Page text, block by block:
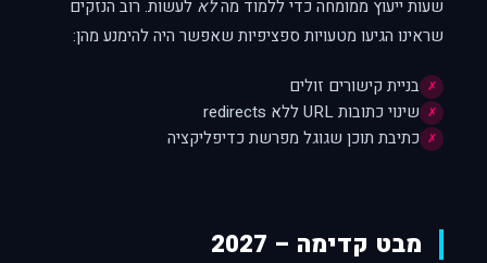
שעות ייעוץ ממומחה כדי ללמוד מהלא לעשות. רוב הנזקים
שראינו הגיעו מטעויות ספציפיות שאפשר היה להימנע מהן:
✗ בניית קישורים זולים
✗ שינוי כתובות URL ללא redirects
✗ כתיבת תוכן שגוגל מפרשת כדיפליקציה
מבט קדימה – 2027